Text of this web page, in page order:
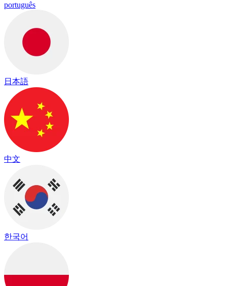
português
日本語
中文
한국어